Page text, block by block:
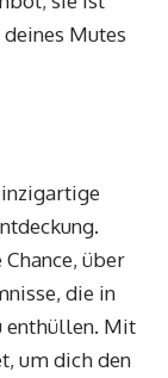
Mutes
Chance, über
die in
enthüllen. Mit
um dich den